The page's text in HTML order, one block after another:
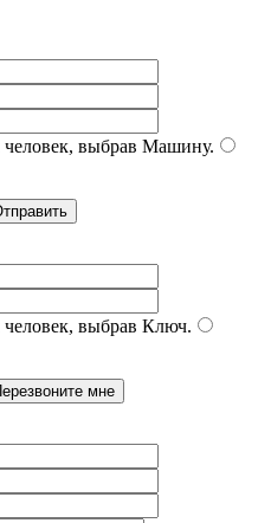
выбрав Машину.
выбрав Ключ.